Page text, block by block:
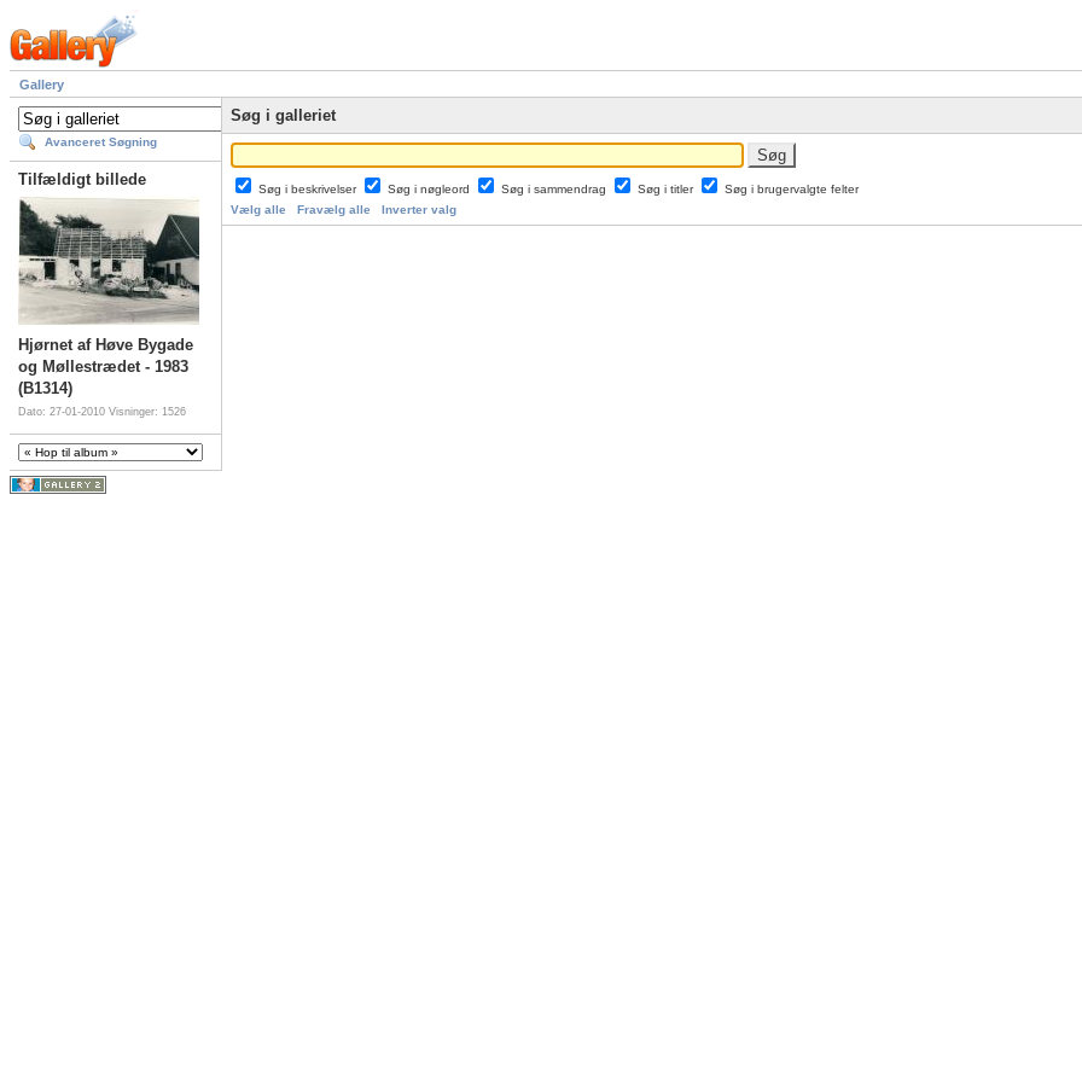
Gallery
Avanceret Søgning
Tilfældigt billede
Hjørnet af Høve Bygade
og Møllestrædet - 1983
(B1314)
Dato: 27-01-2010 Visninger: 1526
Søg i galleriet
Søg i beskrivelser Søg i nøgleord Søg i sammendrag Søg i titler
Søg i brugervalgte felter
Vælg alle
Fravælg alle Inverter valg